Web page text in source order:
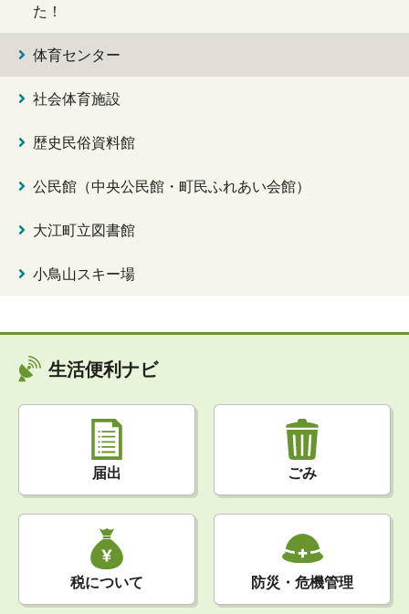
た！
体育センター
社会体育施設
歴史民俗資料館
公民館（中央公民館・町民ふれあい会館）
大江町立図書館
小鳥山スキー場
生活便利ナビ
届出 ごみ
税について 防災・危機管理